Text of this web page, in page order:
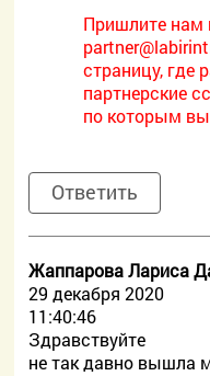
Пришлите нам
страницу, где
партнерские
по которым вы
Ответить
Жаппарова Лариса
29 декабря 2020
11:40:46
Здравствуйте
не так давно вышла